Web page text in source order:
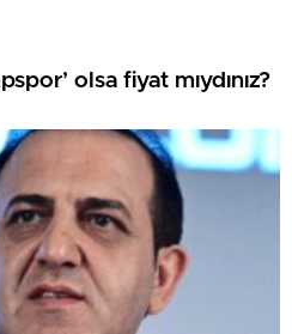
olsa fiyat mıydınız?